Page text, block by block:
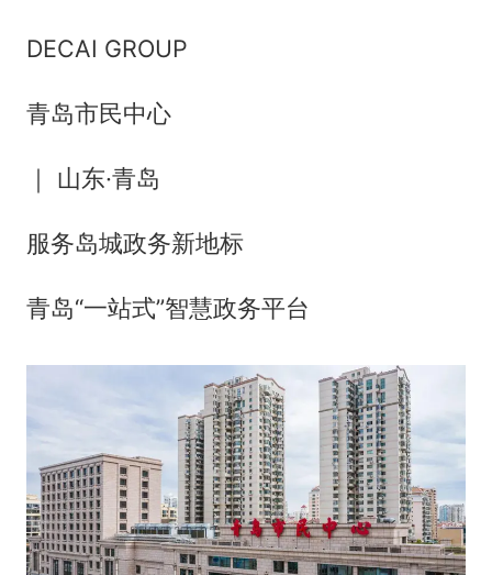
DECAI GROUP
青岛市民中心
｜ 山东·青岛
服务岛城政务新地标
青岛“一站式”智慧政务平台